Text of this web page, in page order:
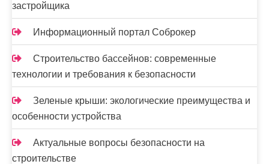
застройщика
Информационный портал Соброкер
Строительство бассейнов: современные
технологии и требования к безопасности
Зеленые крыши: экологические преимущества и
особенности устройства
Актуальные вопросы безопасности на
строительстве